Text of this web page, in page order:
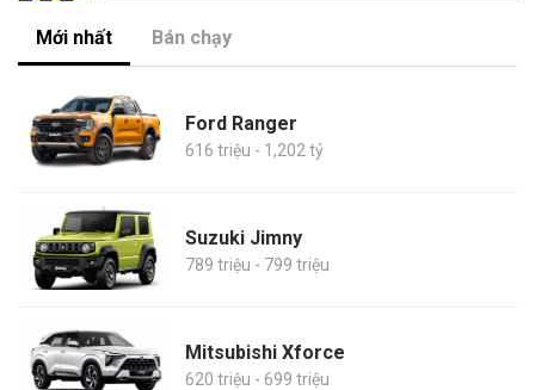
Mới nhất Bán chạy
Ford Ranger
616 triệu - 1,202 tỷ
Suzuki Jimny
789 triệu - 799 triệu
Mitsubishi Xforce
620 triệu - 699 triệu